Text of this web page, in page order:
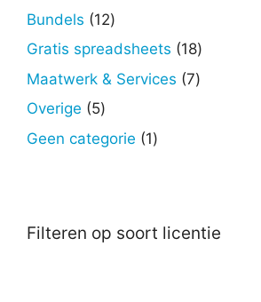
Bundels 1212
producten
Gratis spreadsheets 1818
producten
Maatwerk & Services 77
Overige 55
producten
Geen categorie 11
Filteren op soort licentie